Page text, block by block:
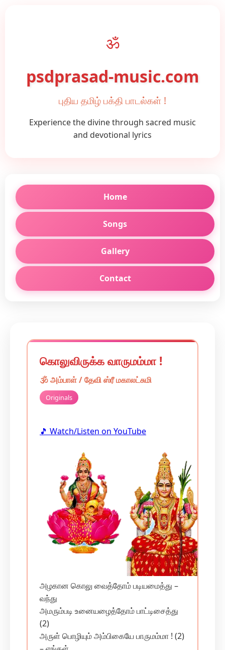
ॐ
psdprasad-music.com
புதிய தமிழ் பக்தி பாடல்கள் !
Experience the divine through sacred music
and devotional lyrics
Home
Songs
Gallery
Contact
கொலுவிருக்க வாருமம்மா !
🕉️அம்பாள் / தேவிஸ்ரீ மகாலட்சுமி
Originals
🎵 Watch/Listen on YouTube
அழகான கொலு வைத்தோம் படியமைத்து –
வந்து
அமரும்படி உனையழைத்தோம் பாட்டிசைத்து
(2)
அருள் பொழியும் அம்பிகையே பாருமம்மா ! (2)